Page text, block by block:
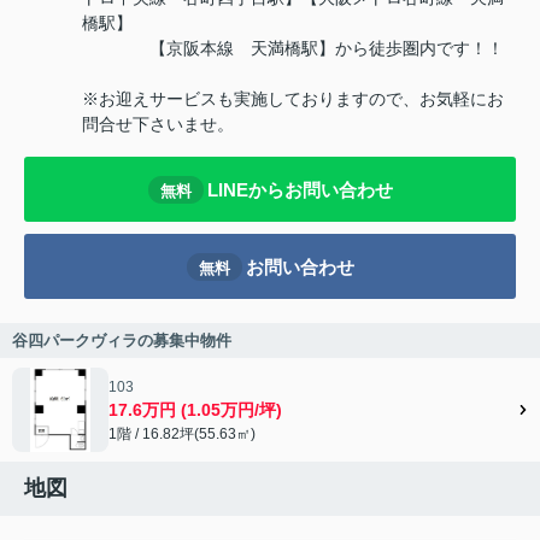
橋駅】
【京阪本線 天満橋駅】から徒歩圏内です！！
※お迎えサービスも実施しておりますので、お気軽にお
問合せ下さいませ。
無料 LINEからお問い合わせ
無料 お問い合わせ
谷四パークヴィラの募集中物件
103
17.6万円 (1.05万円/坪)
1階 / 16.82坪(55.63㎡)
地図